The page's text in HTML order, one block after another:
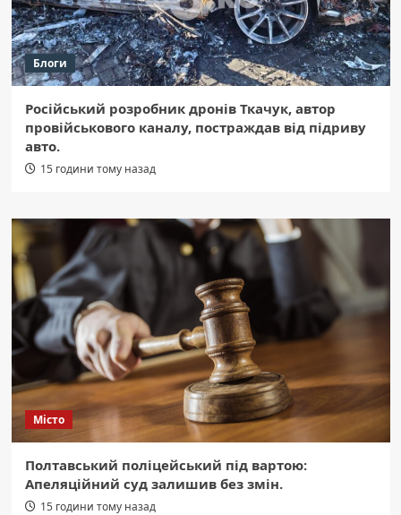
Блоги
Російський розробник дронів Ткачук, автор
провійськового каналу, постраждав від підриву
авто.
15 години тому назад
Місто
Полтавський поліцейський під вартою:
Апеляційний суд залишив без змін.
15 години тому назад